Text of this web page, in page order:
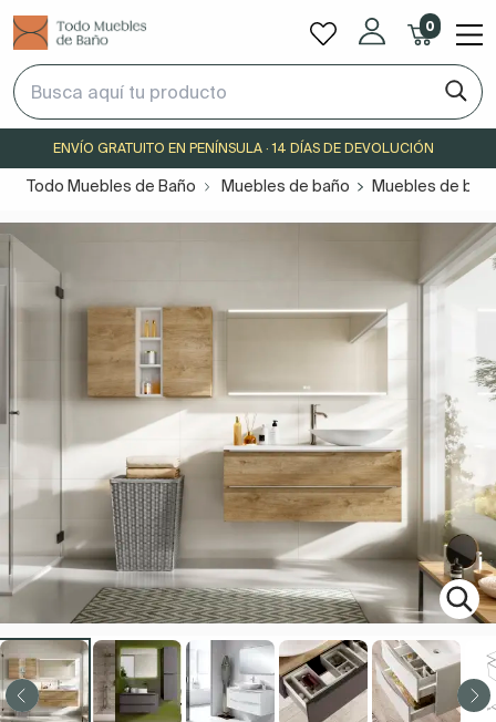
0
ENVÍO GRATUITO EN PENÍNSULA · 14 DÍAS DE DEVOLUCIÓN
Todo Muebles de Baño Muebles de baño Muebles de